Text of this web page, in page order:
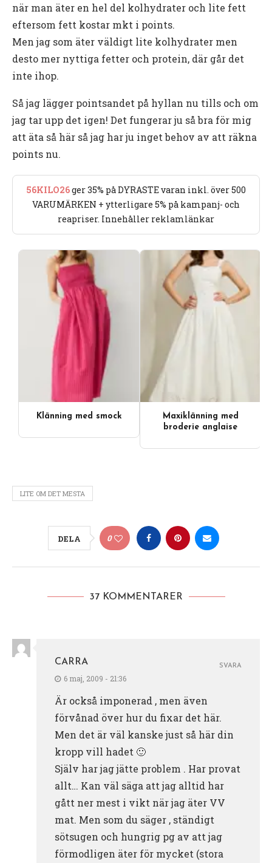
när man äter en hel del kolhydrater och lite fett
eftersom fett kostar mkt i points.
Men jag som äter väldigt lite kolhydrater men
desto mer nyttiga fetter och protein, där går det
inte ihop.
Så jag lägger pointsandet på hyllan nu tills och om
jag tar upp det igen! Det fungerar ju så bra för mig
att äta så här så jag har ju inget behov av att räkna
points nu.
56KILO26ger 35% på DYRASTE varan inkl. över 500
VARUMÄRKEN + ytterligare 5% på kampanj- och
reapriser. Innehåller reklamlänkar
Videoinnehåll
Klänning med smock
Maxiklänning med
broderie anglaise
LITE OM DET MESTA
DELA 0
37 KOMMENTARER
CARRA
6 maj, 2009 - 21:36
Är också imponerad , men även
förvånad över hur du fixar det här.
Men det är väl kanske just så här din
kropp vill hadet 🙂
Själv har jag jätte problem . Har provat
allt… Kan väl säga att jag alltid har
gått ner mest i vikt när jag äter VV
mat. Men som du säger , ständigt
sötsugen och hungrig pg av att jag
förmodligen äter för mycket (stora
SVARA